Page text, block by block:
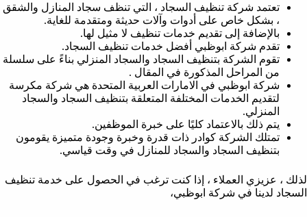
تعتمد شركة تنظيف السجاد ، التي تنظف سجاد المنازل والشقق
، بشكل خاص على أدوات وآلات حديثة ومتقدمة للغاية.
بالإضافة إلى تقديم خدمات تنظيف لا مثيل لها.
تقدم شركة ابوظبي أفضل خدمات تنظيف السجاد.
تقوم الشركة بتنظيف السجاد والسجاد المنزلي بناءً على سلسلة
من المراحل المذكورة في المقال .
شركة ابوظبي في الامارات العربية المتحدة هي شركة مكرسة
لتقديم الخدمات المختلفة المتعلقة بتنظيف السجاد والسجاد
المنزلي.
يتم ذلك بالاعتماد كليًا على خبرة الموظفين.
تمتلك الشركة كوادر ذات قدرة وخبرة وجودة متميزة يقومون
بتنظيف السجاد والسجاد للمنازل في وقت قياسي.
لذلك ، عزيزي العملاء ، إذا كنت ترغب في الحصول على خدمة تنظيف
السجاد لدينا في شركة ابوظبي،